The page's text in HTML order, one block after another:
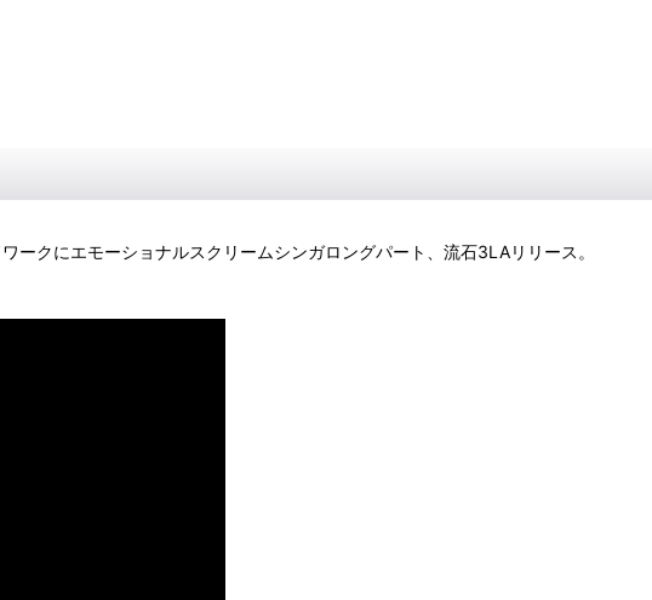
クにエモーショナルスクリームシンガロングパート、流石3LAリリース。